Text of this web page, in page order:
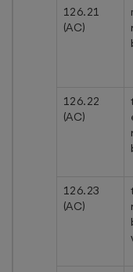
126.21
(AC)
126.22
(AC)
126.23
(AC)